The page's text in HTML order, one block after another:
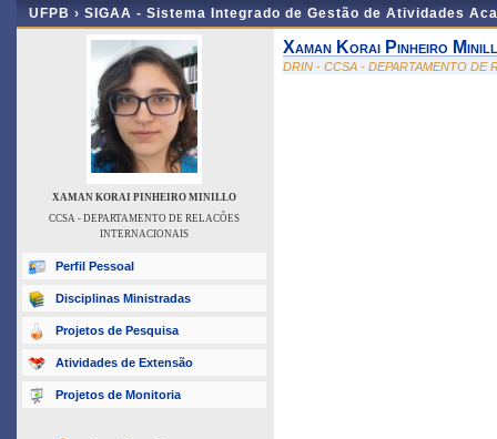
UFPB › SIGAA - Sistema Integrado de Gestão de Atividades
XAMAN KORAI PINHEIRO MINILLO
CCSA - DEPARTAMENTO DE RELACÕES
INTERNACIONAIS
Perfil Pessoal
Disciplinas Ministradas
Projetos de Pesquisa
Atividades de Extensão
Projetos de Monitoria
Xaman Korai Pinheiro
DRIN - CCSA - DEPARTAMENTO DE